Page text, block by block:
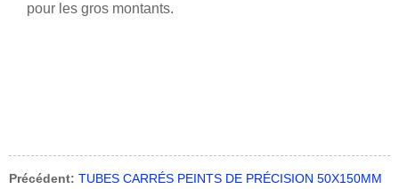
pour les gros montants.
Précédent: TUBES CARRÉS PEINTS DE PRÉCISION 50X150MM